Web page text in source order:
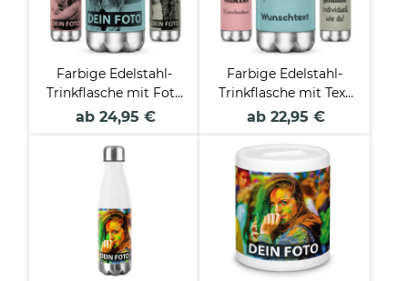
Farbige Edelstahl-
Trinkflasche mit Foto
und Text
Farben - 500 ml
ab 24,95 €
Farbige Edelstahl-
Trinkflasche mit Text
selbst gestalten - 4
ab 22,95 €